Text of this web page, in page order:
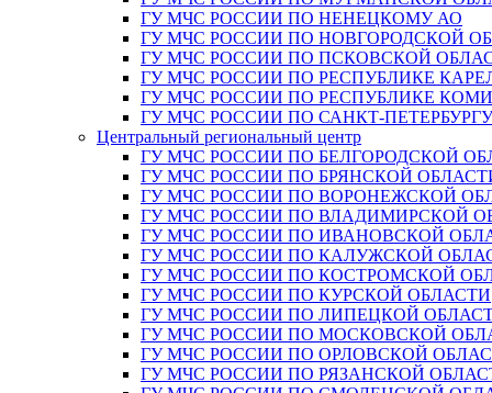
ГУ МЧС РОССИИ ПО НЕНЕЦКОМУ АО
ГУ МЧС РОССИИ ПО НОВГОРОДСКОЙ
ГУ МЧС РОССИИ ПО ПСКОВСКОЙ
ГУ МЧС РОССИИ ПО РЕСПУБЛИКЕ
ГУ МЧС РОССИИ ПО РЕСПУБЛИКЕ КОМИ
ГУ МЧС РОССИИ ПО САНКТ-ПЕТЕРБУРГУ
Центральный региональный центр
ГУ МЧС РОССИИ ПО БЕЛГОРОДСКОЙ
ГУ МЧС РОССИИ ПО БРЯНСКОЙ
ГУ МЧС РОССИИ ПО ВОРОНЕЖСКОЙ
ГУ МЧС РОССИИ ПО ВЛАДИМИРСКОЙ
ГУ МЧС РОССИИ ПО ИВАНОВСКОЙ
ГУ МЧС РОССИИ ПО КАЛУЖСКОЙ
ГУ МЧС РОССИИ ПО КОСТРОМСКОЙ
ГУ МЧС РОССИИ ПО КУРСКОЙ ОБЛАСТИ
ГУ МЧС РОССИИ ПО ЛИПЕЦКОЙ
ГУ МЧС РОССИИ ПО МОСКОВСКОЙ
ГУ МЧС РОССИИ ПО ОРЛОВСКОЙ
ГУ МЧС РОССИИ ПО РЯЗАНСКОЙ